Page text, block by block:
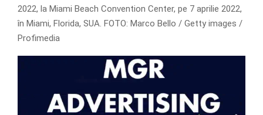
2022, la Miami Beach Convention Center, pe 7 aprilie 2022,
în Miami, Florida, SUA. FOTO: Marco Bello / Getty images /
Profimedia